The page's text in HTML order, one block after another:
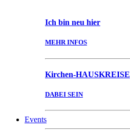
Ich bin neu hier
MEHR INFOS
Kirchen-HAUSKREISE
DABEI SEIN
Events